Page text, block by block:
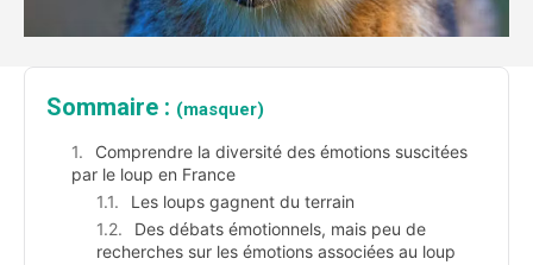
Sommaire : (masquer)
Comprendre la diversité des émotions suscitées
par le loup en France
Les loups gagnent du terrain
Des débats émotionnels, mais peu de
recherches sur les émotions associées au loup